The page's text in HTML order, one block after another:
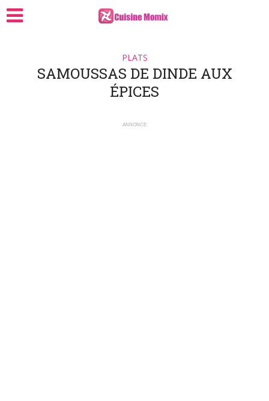
PLATS
SAMOUSSAS DE DINDE AUX
ÉPICES
ANNONCE